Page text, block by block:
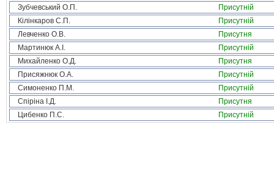
Зубчевський О.П.
Присутній
Кілінкаров С.П.
Присутній
Левченко О.В.
Присутня
Мартинюк А.І.
Присутній
Михайленко О.Д.
Присутня
Присяжнюк О.А.
Присутній
Симоненко П.М.
Присутній
Спіріна І.Д.
Присутня
Цибенко П.С.
Присутній